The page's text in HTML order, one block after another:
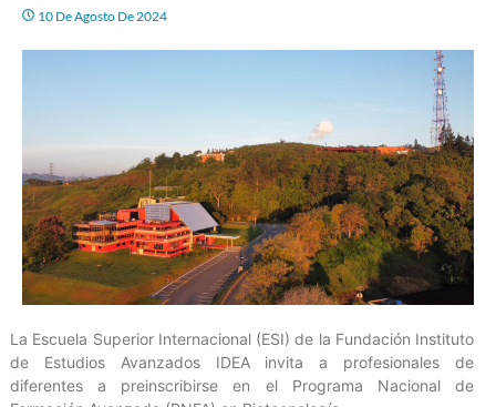
10 De Agosto De 2024
La Escuela Superior Internacional (ESI) de la Fundación Instituto
de Estudios Avanzados IDEA invita a profesionales de
diferentes a preinscribirse en el Programa Nacional de